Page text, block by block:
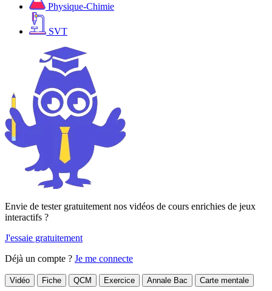
Physique-Chimie
SVT
Envie de tester gratuitement nos vidéos de cours enrichies de jeux
interactifs ?
J'essaie gratuitement
Déjà un compte ? Je me connecte
Vidéo Fiche QCM Exercice Annale Bac Carte mentale